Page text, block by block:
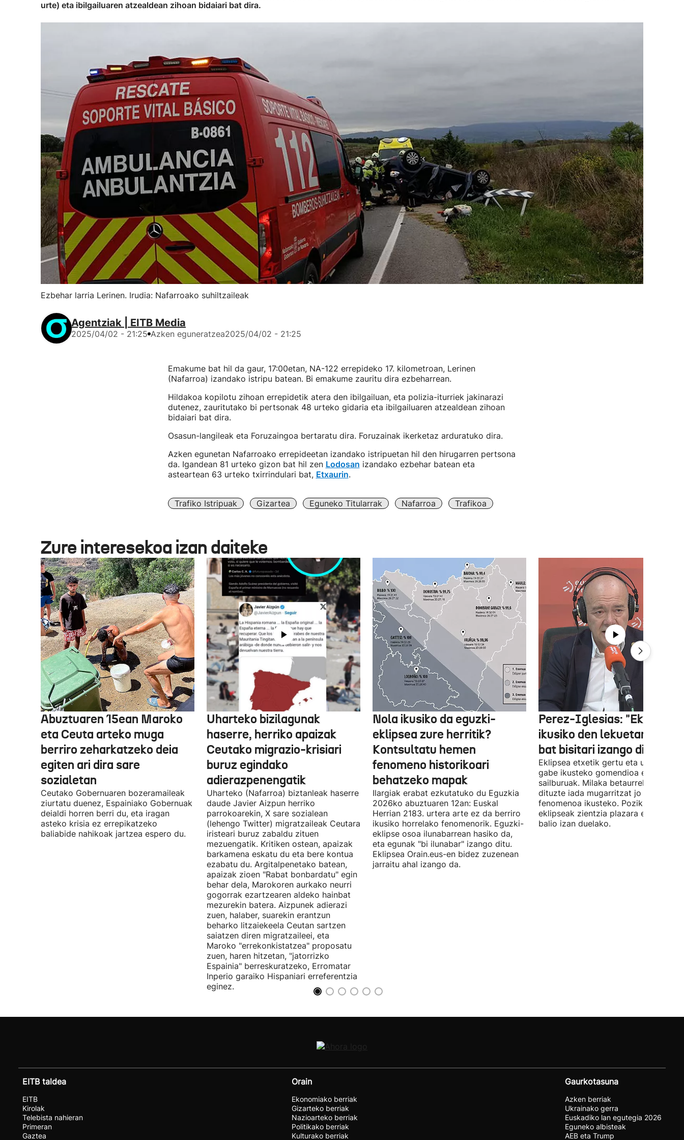
urte) eta ibilgailuaren atzealdean zihoan bidaiari bat dira.
Ezbehar larria Lerinen. Irudia: Nafarroako suhiltzaileak
Agentziak | EITB Media
2025/04/02 - 21:25 Azken eguneratzea2025/04/02 - 21:25
Emakume bat hil da gaur, 17:00etan, NA-122 errepideko 17. kilometroan, Lerinen
(Nafarroa) izandako istripu batean. Bi emakume zauritu dira ezbeharrean.
Hildakoa kopilotu zihoan errepidetik atera den ibilgailuan, eta polizia-iturriek jakinarazi
dutenez, zauritutako bi pertsonak 48 urteko gidaria eta ibilgailuaren atzealdean zihoan
bidaiari bat dira.
Osasun-langileak eta Foruzaingoa bertaratu dira. Foruzainak ikerketaz arduratuko dira.
Azken egunetan Nafarroako errepideetan izandako istripuetan hil den hirugarren pertsona
da. Igandean 81 urteko gizon bat hil zen Lodosan izandako ezbehar batean eta
asteartean 63 urteko txirrindulari bat, Etxaurin.
Trafiko Istripuak Gizartea Eguneko Titularrak Nafarroa Trafikoa
Zure interesekoa izan daiteke
Abuztuaren 15ean Maroko
eta Ceuta arteko muga
berriro zeharkatzeko deia
egiten ari dira sare
sozialetan
Ceutako Gobernuaren bozeramaileak
ziurtatu duenez, Espainiako Gobernuak
deialdi horren berri du, eta iragan
asteko krisia ez errepikatzeko
baliabide nahikoak jartzea espero du.
Uharteko bizilagunak
haserre, herriko apaizak
Ceutako migrazio-krisiari
buruz egindako
adierazpenengatik
Uharteko (Nafarroa) biztanleak haserre
daude Javier Aizpun herriko
parrokoarekin, X sare sozialean
(lehengo Twitter) migratzaileak Ceutara
iristeari buruz zabaldu zituen
mezuengatik. Kritiken ostean, apaizak
barkamena eskatu du eta bere kontua
ezabatu du. Argitalpenetako batean,
apaizak zioen "Rabat bonbardatu" egin
behar dela, Marokoren aurkako neurri
gogorrak ezartzearen aldeko hainbat
mezurekin batera. Aizpunek adierazi
zuen, halaber, suarekin erantzun
beharko litzaiekeela Ceutan sartzen
saiatzen diren migratzaileei, eta
Maroko "errekonkistatzea" proposatu
zuen, haren hitzetan, "jatorrizko
Espainia" berreskuratzeko, Erromatar
Inperio garaiko Hispaniari erreferentzia
eginez.
Nola ikusiko da eguzki-
eklipsea zure herritik?
Kontsultatu hemen
fenomeno historikoari
behatzeko mapak
Ilargiak erabat ezkutatuko du Eguzkia
2026ko abuztuaren 12an: Euskal
Herrian 2183. urtera arte ez da berriro
ikusiko horrelako fenomenorik. Eguzki-
eklipse osoa ilunabarrean hasiko da,
eta egunak "bi ilunabar" izango ditu.
Eklipsea Orain.eus-en bidez zuzenean
jarraitu ahal izango da.
Perez-Iglesias: "Eklipsea
ikusiko den lekuetan milioi
bat bisitari izango dira"
Eklipsea etxetik gertu eta urrun joan
gabe ikusteko gomendioa egin du
sailburuak. Milaka betaurreko banatu
dituzte iada mugarritzat jo duen
fenomenoa ikusteko. Pozik agertu da
eklipseak zientzia plazara eramateko
balio izan duelako.
EITB taldea
EITB
Kirolak
Telebista nahieran
Primeran
Gaztea
Orain
Ekonomiako berriak
Gizarteko berriak
Nazioarteko berriak
Politikako berriak
Kulturako berriak
Gaurkotasuna
Azken berriak
Ukrainako gerra
Euskadiko lan egutegia 2026
Eguneko albisteak
AEB eta Trump